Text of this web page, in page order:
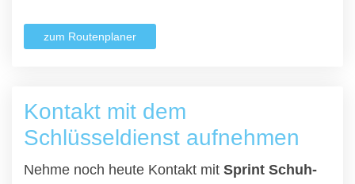
zum Routenplaner
Kontakt mit dem
Schlüsseldienst aufnehmen
Nehme noch heute Kontakt mit Sprint Schuh-